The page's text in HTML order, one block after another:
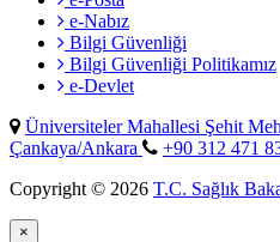
e-Nabız
Bilgi Güvenliği
Bilgi Güvenliği Politikamız
e-Devlet
Üniversiteler Mahallesi Şehit
Çankaya/Ankara
+90 312 471
Copyright © 2026 T.C. Sağlık
×